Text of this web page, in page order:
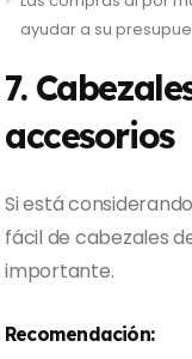
ayudar a su
7.
accesorios
Si está
fácil de cabezales
importante.
Recomendación: